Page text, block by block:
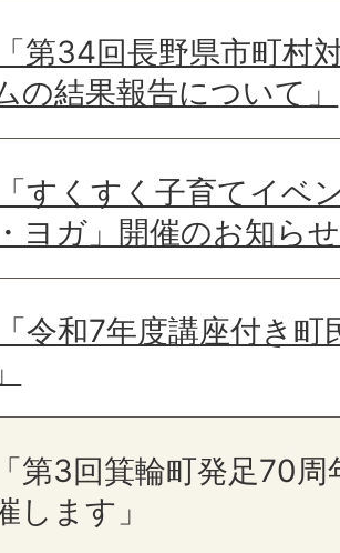
第34回長野県市町村
の結果報告について」
すくすく子育てイベ
ヨガ」開催のお知ら
令和7年度講座付き町
第3回箕輪町発足70
します」